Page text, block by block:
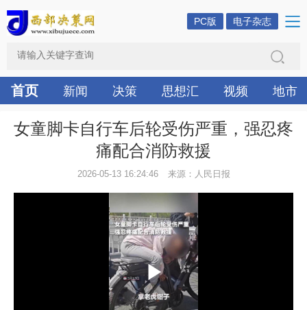
PC版 电子杂志
首页 新闻 决策 思想汇 视频 地市
女童脚卡自行车后轮受伤严重，强忍疼
痛配合消防救援
2026-05-13 16:24:46 来源：人民日报